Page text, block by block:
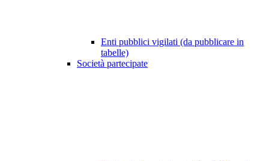
Enti pubblici vigilati (da pubblicare in
tabelle)
Società partecipate